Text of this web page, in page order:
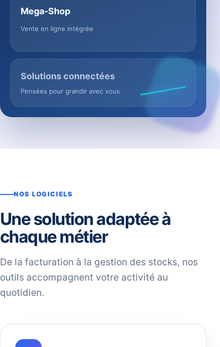
Mega-Shop
Vente en ligne intégrée
Solutions connectées
Pensées pour grandir avec vous
NOS LOGICIELS
Une solution adaptée à
chaque métier
De la facturation à la gestion des stocks, nos
outils accompagnent votre activité au
quotidien.